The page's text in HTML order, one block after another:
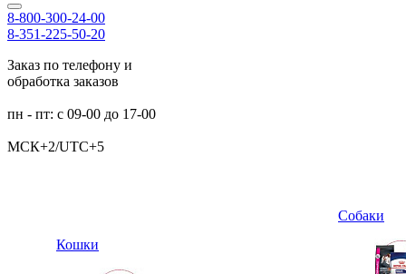
8-800-300-24-00
8-351-225-50-20
Заказ по телефону и
обработка заказов
пн - пт: с 09-00 до 17-00
МСК+2/UTC+5
Кошки
Собаки